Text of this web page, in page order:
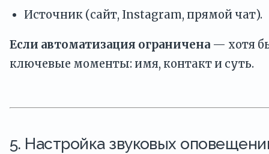
Источник (сайт, Instagram, прямой чат).
Если автоматизация ограничена — хотя
ключевые моменты: имя, контакт и суть.
5. Настройка звуковых